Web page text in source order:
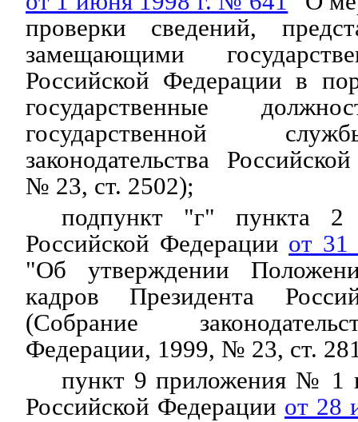
проверки сведений,
замещающими
Российской Федерации в
государственные
государственной
законодательства
№ 23, ст. 2502);
подпункт "г" пункта 2
Российской Федерации от
"Об утверждении
кадров Президента
(Собрание
Федерации, 1999, № 23, ст.
пункт 9 приложения № 1
Российской Федерации от 28